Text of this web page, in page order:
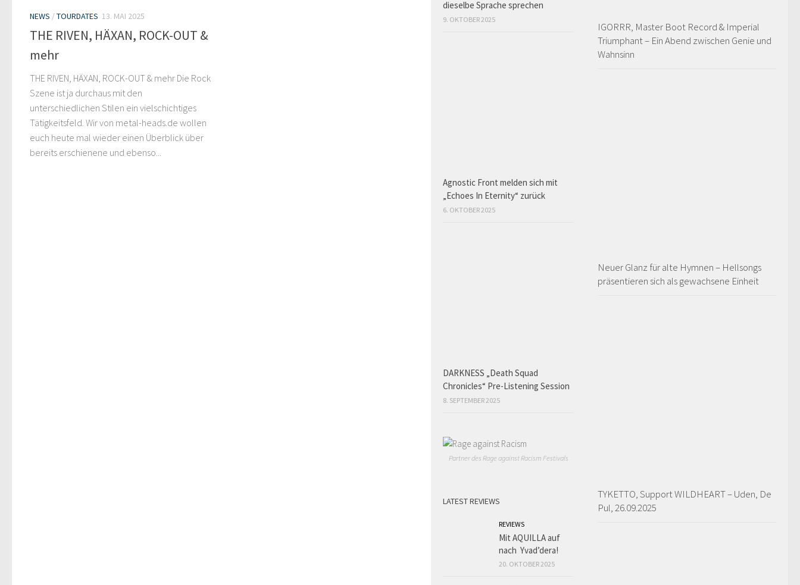
NEWS /TOURDATES 13. MAI 2025
THE RIVEN, HÄXAN, ROCK-OUT &
mehr
THE RIVEN, HÄXAN, ROCK-OUT & mehr Die Rock
Szene ist ja durchaus mit den
unterschiedlichen Stilen ein vielschichtiges
Tätigkeitsfeld. Wir von metal-heads.de wollen
euch heute mal wieder einen Überblick über
bereits erschienene und ebenso...
IGORRR, Master Boot Record & Imperial
Triumphant – Ein Abend zwischen Genie und
Wahnsinn
Neuer Glanz für alte Hymnen – Hellsongs
präsentieren sich als gewachsene Einheit
TYKETTO, Support WILDHEART – Uden, De
Pul, 26.09.2025
dieselbe Sprache sprechen
9. OKTOBER 2025
Agnostic Front melden sich mit
„Echoes In Eternity“ zurück
6. OKTOBER 2025
DARKNESS „Death Squad
Chronicles“ Pre-Listening Session
8. SEPTEMBER 2025
Partner des Rage against Racism Festivals
LATEST REVIEWS
REVIEWS
Mit AQUILLA auf
nach Yvad’dera!
20. OKTOBER 2025